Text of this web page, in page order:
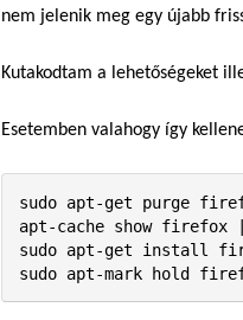
nem jelenik meg egy újabb
Kutakodtam a lehetőségeket
Esetemben valahogy így
sudo apt-get purge
apt-cache show firefox
sudo apt-get install
sudo apt-mark hold